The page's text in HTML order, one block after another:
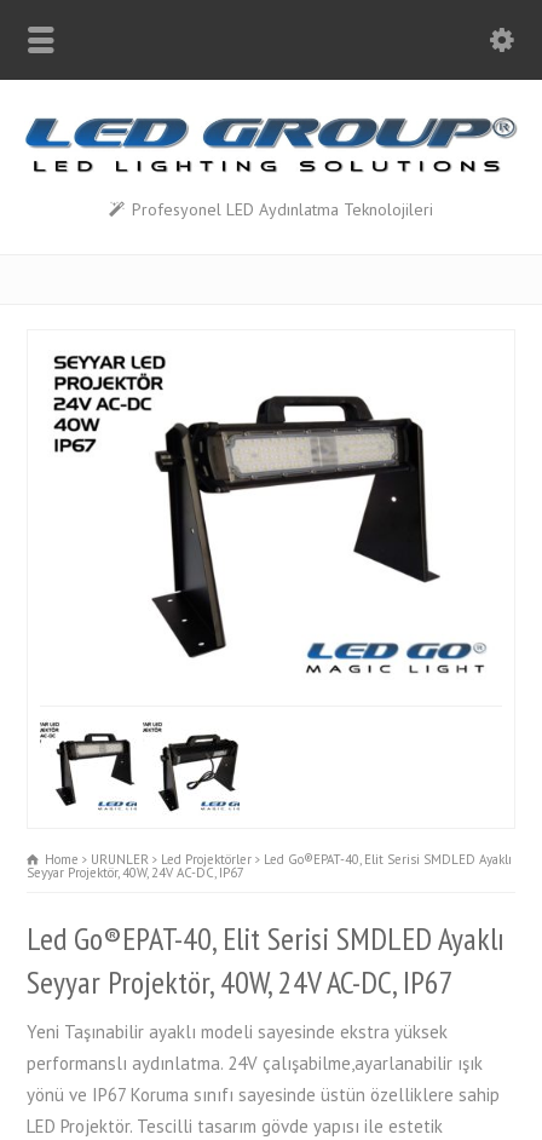
Profesyonel LED Aydınlatma Teknolojileri
Home URUNLER Led Projektörler Led Go®EPAT-40, Elit Serisi SMDLED Ayaklı
Seyyar Projektör, 40W, 24V AC-DC, IP67
Led Go®EPAT-40, Elit Serisi SMDLED Ayaklı
Seyyar Projektör, 40W, 24V AC-DC, IP67
Yeni Taşınabilir ayaklı modeli sayesinde ekstra yüksek
performanslı aydınlatma. 24V çalışabilme,ayarlanabilir ışık
yönü ve IP67 Koruma sınıfı sayesinde üstün özelliklere sahip
LED Projektör. Tescilli tasarım gövde yapısı ile estetik